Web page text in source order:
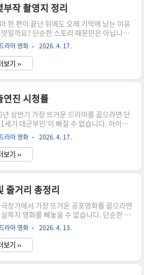
업용수 공급을 목적으로 만들어진 이곳은
간 지역 주민들의 생활과 밀접한 역할을 해
다. 주변에는 예산 황새공원 등 자연 친화적
이 있어 원래는 조용하고 평범한 농촌 풍경
주는 장소였습니다. 하지만 최근 들어 ‘살목
’를 검색하는 사람들이 급증하면서 단순한
를 넘어 하나의 이슈 공간으..
작 촬영지 정리
한 편이 끝난 뒤에도 오래 기억에 남는 이유
일까요? 단순한 스토리 때문만은 아닙니다.
이야기를 담아낸 공간, 즉 ‘촬영지’가 주는
가 큰 역할을 합니다. 최근 화제를 모은 21세
부인 역시 몇부작인지와 함께 촬영지에 대
이 폭발적으로 증가하고 있습니다. 21세기
작인지 살펴보면, 총 12부작 + 스페셜 1부
구성되어 있습니다. 요즘 드라마 트렌드답
적 짧고 밀도 있는 구성인데요. 불필요한 전
빠르게 몰입할 수 있는 점이 인기 요인으로
다. 특히 금토 드라마로 편성되어 매 회차마
임팩트를 남기고 있습니다. ✅ 21세기 대군
페이지..
라마 영화 2026. 4. 17.
보기 ››
진 시청률
상반기 가장 뜨거운 드라마를 꼽으라면 단
세기 대군부인’이 빠질 수 없습니다. 아이유
석이라는 강력한 조합, 그리고 현대와 왕실
한 독특한 설정까지 더해지며 첫 방송부터
인 관심을 끌었죠. 특히 시청률 상승 속도와
화제성은 단순한 흥행을 넘어 하나의 현상
화제성을 보장하는 라인업입니다. 단순히
배우를 모은 것이 아니라, 각 캐릭터와 배우의
가 절묘하게 맞아떨어진 점이 인상적입니
아이유(이지은) 드라마의 중심을 이끄는 핵
입니다. 감정의 결을 섬세하게 표현하는 연
물론, 현대적인 여성 캐릭터를 입체적으로
며 극의 몰입도를 ..
라마 영화 2026. 4. 17.
보기 ››
줄거리 총정리
장가에서 가장 뜨거운 공포영화를 꼽으라면
목지 영화를 빼놓을 수 없습니다. 단순한 공
어 실제 괴담을 기반으로 제작된 이 작품은
에게 묘한 불안감과 현실적인 공포를 동시에
니다. 과연 이 영화는 왜 이렇게 화제가 되었
? 살목지 영화 기본 정보 살목지 영화는
라마 영화 2026. 4. 13.
보기 ››